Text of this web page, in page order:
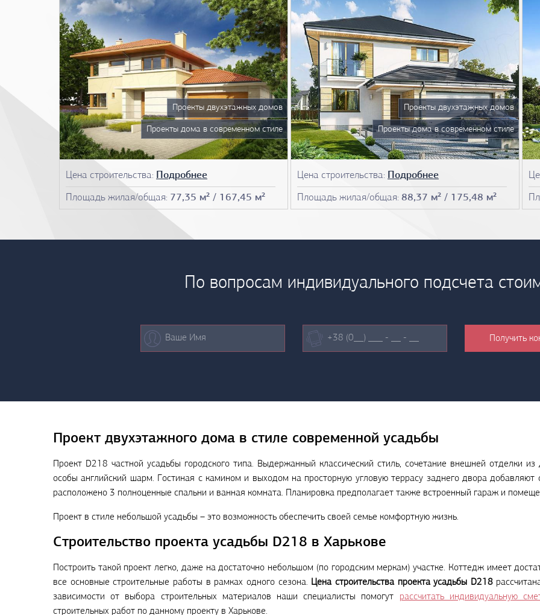
Цена строительства: Подробнее
Площадь жилая/общая: 77,35 м² / 167,45 м²
Проекты двухэтажных домов
Проекты дома в современном стиле
Цена строительства: Подробнее
Площадь жилая/общая: 88,37 м² / 175,48 м²
Проекты двухэтажных домов
Проекты дома в современном стиле
По вопросам индивидуального подсчета
Проект двухэтажного дома в стиле современной усадьбы
Проект D218 частной усадьбы городского типа. Выдержанный классический стиль, сочетание внешней отделки
особы английский шарм. Гостиная с камином и выходом на просторную угловую террасу заднего двора
расположено 3 полноценные спальни и ванная комната. Планировка предполагает также встроенный гараж и
Проект в стиле небольшой усадьбы – это возможность обеспечить своей семье комфортную жизнь.
Строительство проекта усадьбы D218 в Харькове
Построить такой проект легко, даже на достаточно небольшом (по городским меркам) участке. Коттедж имеет
все основные строительные работы в рамках одного сезона. Цена строительства проекта усадьбы D218
зависимости от выбора строительных материалов наши специалисты помогут рассчитать индивидуальную
строительных работ по данному проекту в Харькове.